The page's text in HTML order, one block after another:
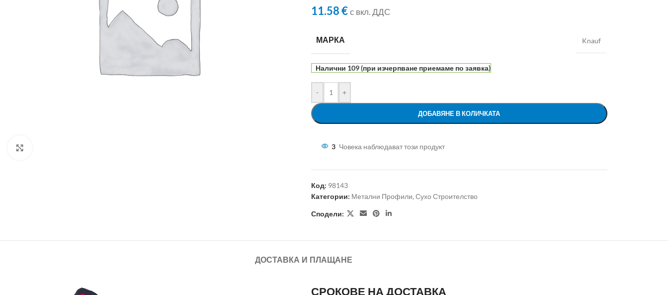
11.58€с вкл. ДДС
МАРКА Knauf
Налични 109 (при изчерпване приемаме по заявка)
- +
ДОБАВЯНЕ В КОЛИЧКАТА
3 Човека наблюдават този продукт
Код: 98143
Категории: Метални Профили, Сухо Строителство
Сподели:
ДОСТАВКА И ПЛАЩАНЕ
СРОКОВЕ НА ДОСТАВКА